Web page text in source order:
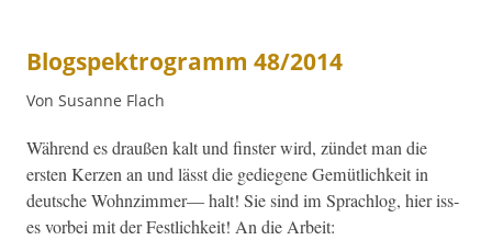
Blogspektrogramm 48/2014
Von Susanne Flach
Während es draußen kalt und fin­ster wird, zün­det man die
ersten Kerzen an und lässt die gediegene Gemütlichkeit in
deutsche Wohnz­im­mer— halt! Sie sind im Sprachlog, hier iss­
es vor­bei mit der Fes­tlichkeit! An die Arbeit: